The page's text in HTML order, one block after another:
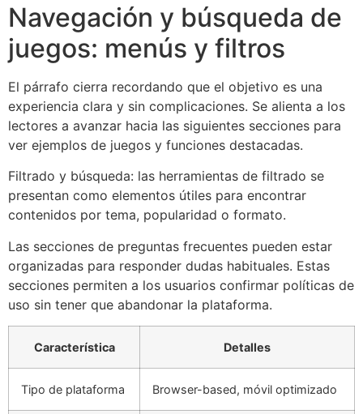
Navegación y búsqueda de
juegos: menús y filtros
El párrafo cierra recordando que el objetivo es una
experiencia clara y sin complicaciones. Se alienta a los
lectores a avanzar hacia las siguientes secciones para
ver ejemplos de juegos y funciones destacadas.
Filtrado y búsqueda: las herramientas de filtrado se
presentan como elementos útiles para encontrar
contenidos por tema, popularidad o formato.
Las secciones de preguntas frecuentes pueden estar
organizadas para responder dudas habituales. Estas
secciones permiten a los usuarios confirmar políticas de
uso sin tener que abandonar la plataforma.
Característica Detalles
Tipo de plataforma Browser-based, móvil optimizado